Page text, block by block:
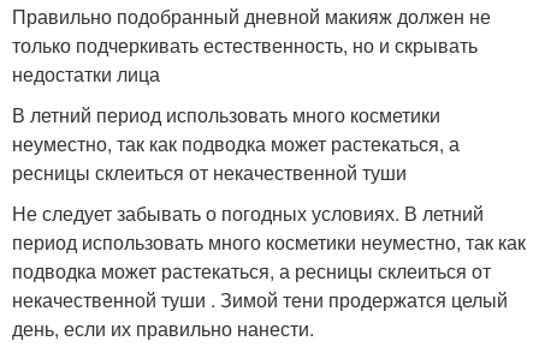
Правильно подобранный дневной макияж должен не
только подчеркивать естественность, но и скрывать
недостатки лица
В летний период использовать много косметики
неуместно, так как подводка может растекаться, а
ресницы склеиться от некачественной туши
Не следует забывать о погодных условиях. В летний
период использовать много косметики неуместно, так как
подводка может растекаться, а ресницы склеиться от
некачественной туши . Зимой тени продержатся целый
день, если их правильно нанести.